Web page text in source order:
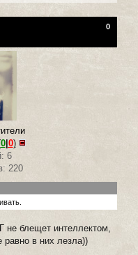
0
0| 0)
6
220
не блещет интеллектом,
равно в них лезла))